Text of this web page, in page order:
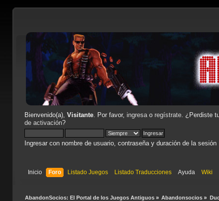
Bienvenido(a), Visitante. Por favor, ingresao regístrate. ¿Perdiste
de activación?
Ingresar con nombre de usuario, contraseña y duración de la sesión
Inicio Foro Listado Juegos Listado Traducciones Ayuda Wiki
AbandonSocios: El Portal de los Juegos Antiguos» Abandonsocios »